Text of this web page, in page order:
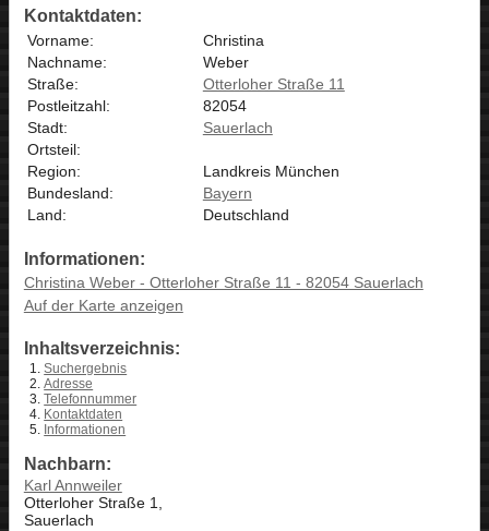
Kontaktdaten:
Vorname:
Christina
Nachname:
Weber
Straße:
Otterloher Straße 11
Postleitzahl:
82054
Stadt:
Sauerlach
Ortsteil:
Region:
Landkreis München
Bundesland:
Bayern
Land:
Deutschland
Informationen:
Christina Weber - Otterloher Straße 11 - 82054 Sauerlach
Auf der Karte anzeigen
Inhaltsverzeichnis:
Suchergebnis
Adresse
Telefonnummer
Kontaktdaten
Informationen
Nachbarn:
Karl Annweiler
Otterloher Straße 1,
Sauerlach